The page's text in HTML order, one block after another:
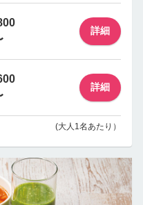
詳細
詳細
(大人1名あたり）